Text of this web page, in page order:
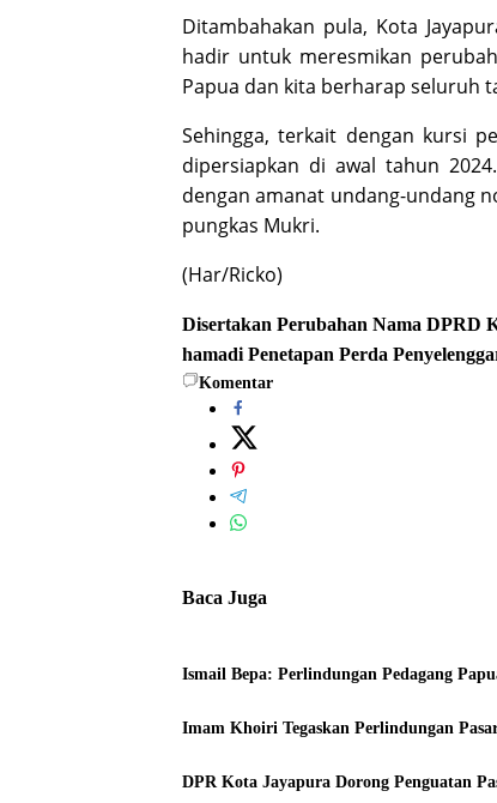
Ditambahakan pula, Kota
hadir untuk meresmikan
Papua dan kita berharap seluruh
Sehingga, terkait dengan kursi
dipersiapkan di awal tahun
dengan amanat undang-undang
pungkas Mukri.
(Har/Ricko)
Disertakan Perubahan Nama DPRD
hamadi Penetapan Perda
Komentar
Baca Juga
Ismail Bepa: Perlindungan Pedagang
Imam Khoiri Tegaskan Perlindungan
DPR Kota Jayapura Dorong Penguatan